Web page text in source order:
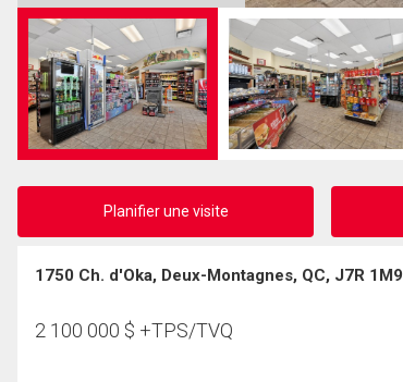
Planifier une visite
1750 Ch. d'Oka, Deux-Montagnes, QC, J7R 1M9
2 100 000 $ +TPS/TVQ